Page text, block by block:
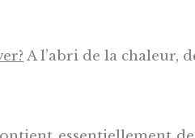
A l’abri de la chaleur,